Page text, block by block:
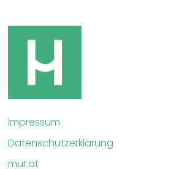
Impressum
Datenschutzerklärung
mur.at